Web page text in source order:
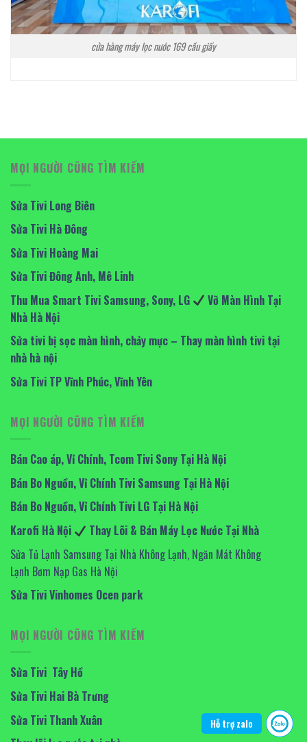
cửa hàng máy lọc nước 169 cầu giấy
MỌI NGƯỜI CŨNG TÌM KIẾM
Sửa Tivi Long Biên
Sửa Tivi Hà Đông
Sửa Tivi Hoàng Mai
Sửa Tivi Đông Anh, Mê Linh
Thu Mua Smart Tivi Samsung, Sony, LG
Vỡ Màn Hình Tại
Nhà Hà Nội
Sửa tivi bị sọc màn hình, chảy mực – Thay màn hình tivi tại
nhà hà nội
Sửa Tivi TP Vĩnh Phúc, Vĩnh Yên
MỌI NGƯỜI CŨNG TÌM KIẾM
Bán Cao áp, Vỉ Chính, Tcom Tivi Sony Tại Hà Nội
Bán Bo Nguồn, Vỉ Chính Tivi Samsung Tại Hà Nội
Bán Bo Nguồn, Vỉ Chính Tivi LG Tại Hà Nội
Karofi Hà Nội
Thay Lõi & Bán Máy Lọc Nước Tại Nhà
Sửa Tủ Lạnh Samsung Tại Nhà Không Lạnh, Ngăn Mát Không
Lạnh Bơm Nạp Gas Hà Nội
Sửa Tivi Vinhomes Ocen park
MỌI NGƯỜI CŨNG TÌM KIẾM
Sửa Tivi Tây Hồ
Sửa Tivi Hai Bà Trưng
Sửa Tivi Thanh Xuân
Hỗ trợ zalo